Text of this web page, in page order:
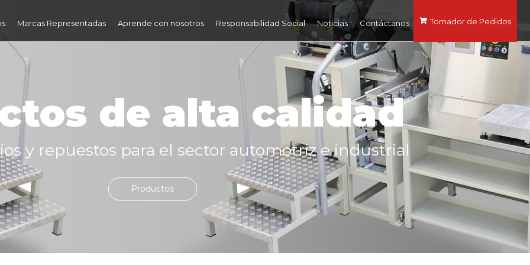
Marcas Representadas Aprende con nosotros Responsabilidad Social Noticias Contáctanos Tomador de Pedidos
de alta calidad
y repuestos para el sector automotriz e industrial
Productos